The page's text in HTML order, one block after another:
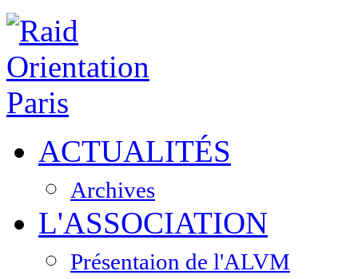
ACTUALITÉS
Archives
L'ASSOCIATION
Présentaion de l'ALVM